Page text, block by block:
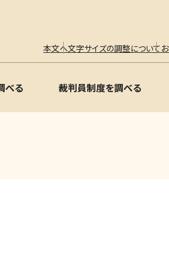
本文へ文字サイズの調整について
べる 裁判員制度を調べる